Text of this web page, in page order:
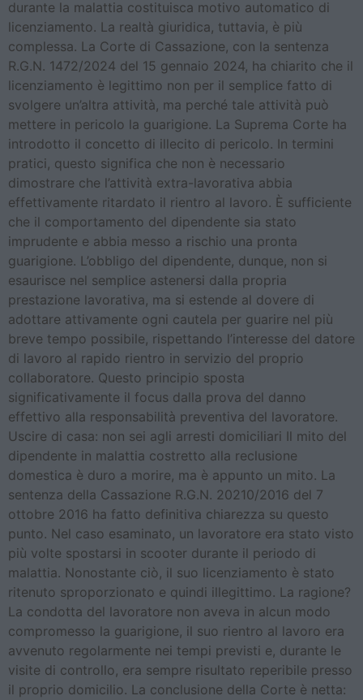
durante la malattia costituisca motivo automatico di
licenziamento. La realtà giuridica, tuttavia, è più
complessa. La Corte di Cassazione, con la sentenza
R.G.N. 1472/2024 del 15 gennaio 2024, ha chiarito che il
licenziamento è legittimo non per il semplice fatto di
svolgere un’altra attività, ma perché tale attività può
mettere in pericolo la guarigione. La Suprema Corte ha
introdotto il concetto di illecito di pericolo. In termini
pratici, questo significa che non è necessario
dimostrare che l’attività extra-lavorativa abbia
effettivamente ritardato il rientro al lavoro. È sufficiente
che il comportamento del dipendente sia stato
imprudente e abbia messo a rischio una pronta
guarigione. L’obbligo del dipendente, dunque, non si
esaurisce nel semplice astenersi dalla propria
prestazione lavorativa, ma si estende al dovere di
adottare attivamente ogni cautela per guarire nel più
breve tempo possibile, rispettando l’interesse del datore
di lavoro al rapido rientro in servizio del proprio
collaboratore. Questo principio sposta
significativamente il focus dalla prova del danno
effettivo alla responsabilità preventiva del lavoratore.
Uscire di casa: non sei agli arresti domiciliari Il mito del
dipendente in malattia costretto alla reclusione
domestica è duro a morire, ma è appunto un mito. La
sentenza della Cassazione R.G.N. 20210/2016 del 7
ottobre 2016 ha fatto definitiva chiarezza su questo
punto. Nel caso esaminato, un lavoratore era stato visto
più volte spostarsi in scooter durante il periodo di
malattia. Nonostante ciò, il suo licenziamento è stato
ritenuto sproporzionato e quindi illegittimo. La ragione?
La condotta del lavoratore non aveva in alcun modo
compromesso la guarigione, il suo rientro al lavoro era
avvenuto regolarmente nei tempi previsti e, durante le
visite di controllo, era sempre risultato reperibile presso
il proprio domicilio. La conclusione della Corte è netta: